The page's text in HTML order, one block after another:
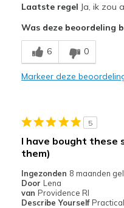
Breathe Well
Comfortable
Beste toepassingen
Casual Wear
Going Out
Laatste regel Ja, ik zou
Was deze beoordeling
6 0
Markeer deze
5
I have bought these
them)
Ingezonden 8 maanden
Door Lena
van Providence RI
Describe Yourself Practical